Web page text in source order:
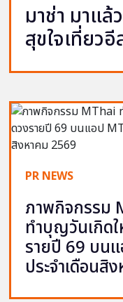
มาช่า มาแ
สุขใจเที่ยวอี
PR NEWS
ภาพกิจกรรม
ทำบุญวันเกิด
รายปี 69 บน
ประจำเดือนสิ